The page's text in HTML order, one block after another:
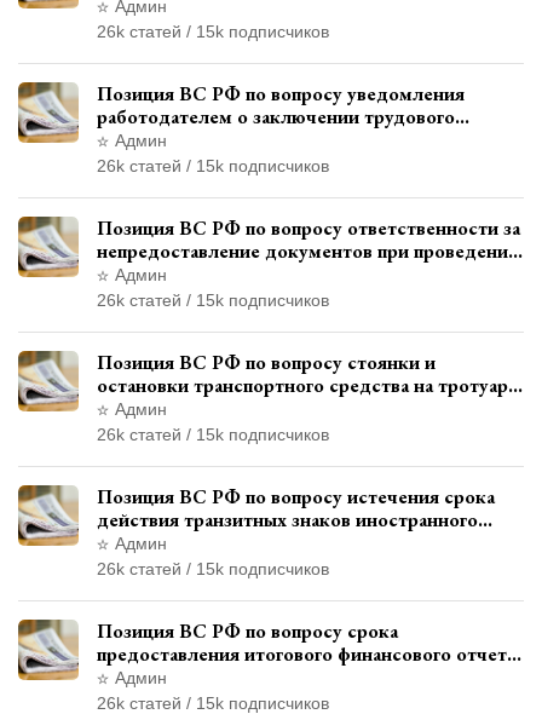
права управления транспортными средствами
Админ
26k статей / 15k подписчиков
Позиция ВС РФ по вопросу уведомления
работодателем о заключении трудового
договора с бывшим государственным
служащим
Админ
26k статей / 15k подписчиков
Позиция ВС РФ по вопросу ответственности за
непредоставление документов при проведении
контроля и надзора
Админ
26k статей / 15k подписчиков
Позиция ВС РФ по вопросу стоянки и
остановки транспортного средства на тротуаре
и квалификации административного
правонарушения
Админ
26k статей / 15k подписчиков
Позиция ВС РФ по вопросу истечения срока
действия транзитных знаков иностранного
государства и отсутствия состава
административного правонарушения
Админ
26k статей / 15k подписчиков
Позиция ВС РФ по вопросу срока
предоставления итогового финансового отчета
кандидатом в соответствии с
законодательством о выборах
Админ
26k статей / 15k подписчиков